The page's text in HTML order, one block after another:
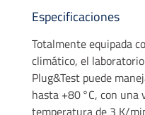
Especificaciones
Totalmente equipada
climático, el
Plug&Test puede
hasta +80 °C, con una